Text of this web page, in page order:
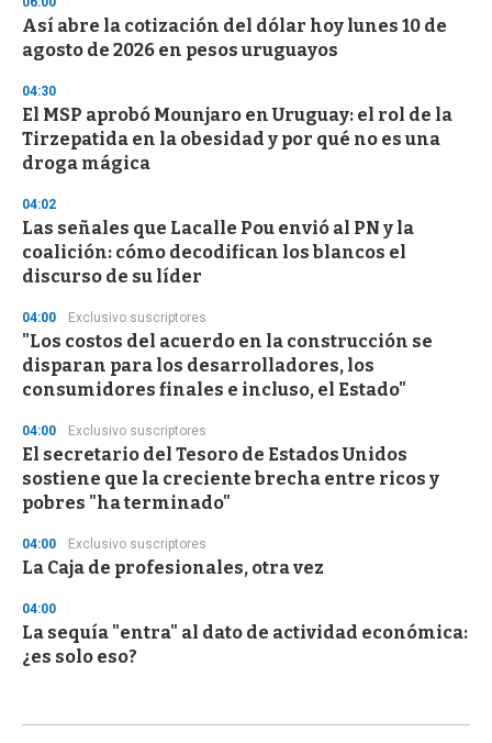
3
s
c
n
d
s
Así abre la cotización del dólar hoy lunes 10 de
agosto de 2026 en pesos uruguayos
04:30
El MSP aprobó Mounjaro en Uruguay: el rol de la
Tirzepatida en la obesidad y por qué no es una
droga mágica
04:02
Las señales que Lacalle Pou envió al PN y la
coalición: cómo decodifican los blancos el
discurso de su líder
04:00 Exclusivo suscriptores
"Los costos del acuerdo en la construcción se
disparan para los desarrolladores, los
consumidores finales e incluso, el Estado"
04:00 Exclusivo suscriptores
El secretario del Tesoro de Estados Unidos
sostiene que la creciente brecha entre ricos y
pobres "ha terminado"
04:00 Exclusivo suscriptores
La Caja de profesionales, otra vez
04:00
La sequía "entra" al dato de actividad económica:
¿es solo eso?